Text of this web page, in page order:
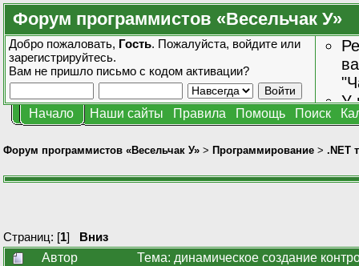
Форум программистов «Весельчак У»
Добро пожаловать, Гость. Пожалуйста, войдите или
зарегистрируйтесь.
Вам не пришло письмо с кодом активации?
У
Начало Наши сайты Правила Помощь Поиск
Форум программистов «Весельчак У» > Программирование > .NET
Страниц: [1] Вниз
Автор
Тема: динамическое создание